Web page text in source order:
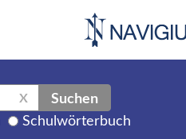
X Suchen
Schulwörterbuch